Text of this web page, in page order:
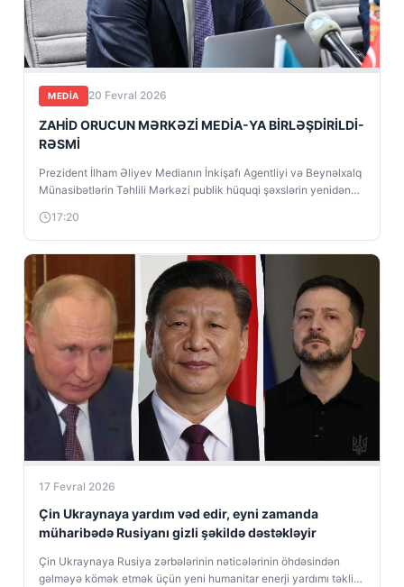
MEDİA 20 Fevral 2026
ZAHİD ORUCUN MƏRKƏZİ MEDİA-YA BİRLƏŞDİRİLDİ-
RƏSMİ
Prezident İlham Əliyev Medianın İnkişafı Agentliyi və Beynəlxalq
Münasibətlərin Təhlili Mərkəzi publik hüquqi şəxslərin yenidən
17:20
17 Fevral 2026
Çin Ukraynaya yardım vəd edir, eyni zamanda
müharibədə Rusiyanı gizli şəkildə dəstəkləyir
Çin Ukraynaya Rusiya zərbələrinin nəticələrinin öhdəsindən
gəlməyə kömək etmək üçün yeni humanitar enerji yardımı təklif